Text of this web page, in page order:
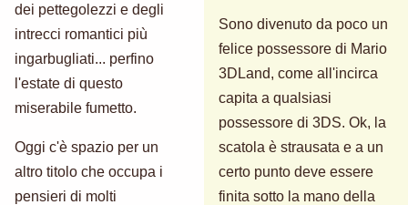
dei pettegolezzi e degli
intrecci romantici più
ingarbugliati... perfino
l'estate di questo
miserabile fumetto.
Oggi c'è spazio per un
altro titolo che occupa i
pensieri di molti
Sono divenuto da poco un
felice possessore di Mario
3DLand, come all'incirca
capita a qualsiasi
possessore di 3DS. Ok, la
scatola è strausata e a un
certo punto deve essere
finita sotto la mano della